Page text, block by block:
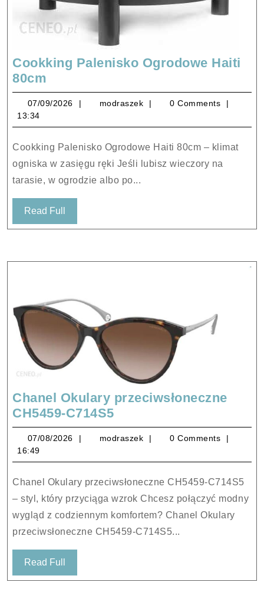
Cookking Palenisko Ogrodowe Haiti
80cm
Palenisko
Ogrodowe
Haiti
07/09/2026 07/09/2026
modraszek modraszek
0 Comments
13:34
Cookking Palenisko Ogrodowe Haiti 80cm – klimat
ogniska w zasięgu ręki Jeśli lubisz wieczory na
tarasie, w ogrodzie albo po...
Read Full
Full
Chanel Okulary przeciwsłoneczne
CH5459-C714S5Chanel
Okulary
przeciwsłoneczne
CH5459-
07/08/2026 07/08/2026
modraszek modraszek
0 Comments
16:49
Chanel Okulary przeciwsłoneczne CH5459-C714S5
– styl, który przyciąga wzrok Chcesz połączyć modny
wygląd z codziennym komfortem? Chanel Okulary
przeciwsłoneczne CH5459-C714S5...
Read Full
Full